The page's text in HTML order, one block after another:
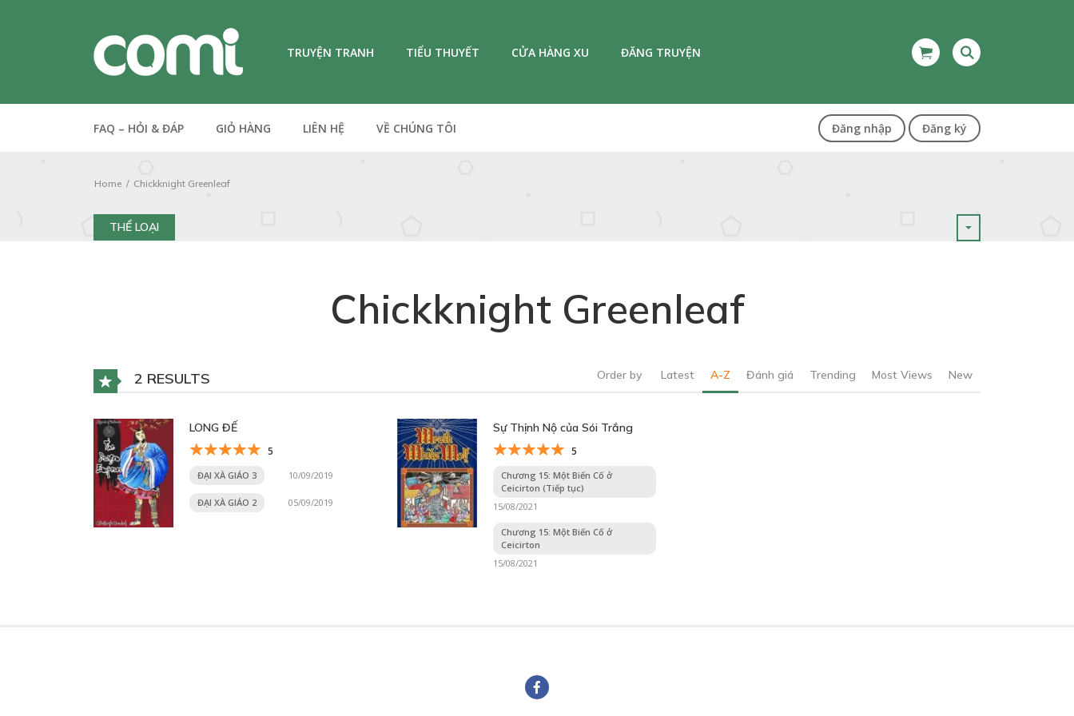
TRUYỆN TRANH TIỂU THUYẾT CỬA HÀNG XU ĐĂNG TRUYỆN
FAQ – HỎI & ĐÁP GIỎ HÀNG LIÊN HỆ VỀ CHÚNG TÔI Đăng nhập Đăng ký
Home Chickknight Greenleaf
THỂ LOẠI
Chickknight Greenleaf
2 RESULTS Order by Latest A-Z Đánh giá Trending Most Views New
LONG ĐẾ
5
ĐẠI XÀ GIÁO 3 10/09/2019
ĐẠI XÀ GIÁO 2 05/09/2019
Sự Thịnh Nộ của Sói Trắng
5
Chương 15: Một Biến Cố ở
Ceicirton (Tiếp tục)
15/08/2021
Chương 15: Một Biến Cố ở
Ceicirton
15/08/2021